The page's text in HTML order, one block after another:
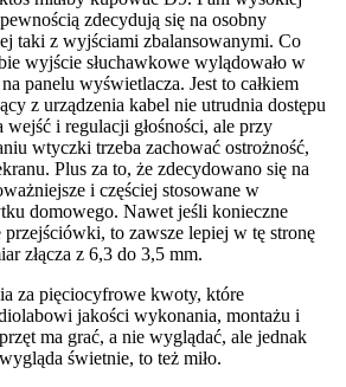
zdecydują się na osobny
taki z wyjściami zbalansowanymi. Co
wyjście słuchawkowe wylądowało w
panelu wyświetlacza. Jest to całkiem
z urządzenia kabel nie utrudnia dostępu
wejść i regulacji głośności, ale przy
wtyczki trzeba zachować ostrożność,
Plus za to, że zdecydowano się na
i częściej stosowane w
domowego. Nawet jeśli konieczne
przejściówki, to zawsze lepiej w tę stronę
złącza z 6,3 do 3,5 mm.
za pięciocyfrowe kwoty, które
jakości wykonania, montażu i
ma grać, a nie wyglądać, ale jednak
świetnie, to też miło.